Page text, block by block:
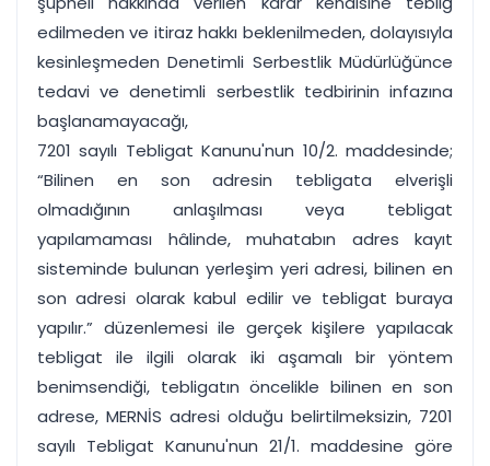
edilmeden ve itiraz hakkı beklenilmeden, dolayısıyla
kesinleşmeden Denetimli Serbestlik Müdürlüğünce
tedavi ve denetimli serbestlik tedbirinin infazına
başlanamayacağı,
7201 sayılı Tebligat Kanunu'nun 10/2. maddesinde;
“Bilinen en son adresin tebligata elverişli
olmadığının anlaşılması veya tebligat
yapılamaması hâlinde, muhatabın adres kayıt
sisteminde bulunan yerleşim yeri adresi, bilinen en
son adresi olarak kabul edilir ve tebligat buraya
yapılır.” düzenlemesi ile gerçek kişilere yapılacak
tebligat ile ilgili olarak iki aşamalı bir yöntem
benimsendiği, tebligatın öncelikle bilinen en son
adrese, MERNİS adresi olduğu belirtilmeksizin, 7201
sayılı Tebligat Kanunu'nun 21/1. maddesine göre